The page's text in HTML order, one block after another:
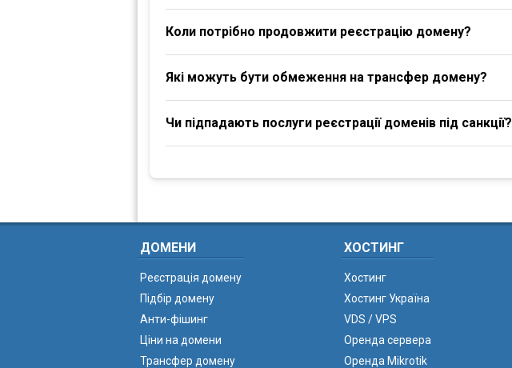
Коли потрібно продовжити реєстрацію домену?
Які можуть бути обмеження на трансфер домену?
Чи підпадають послуги реєстрації доменів під санкції?
ДОМЕНИ
Реєстрація домену
Підбір домену
Анти-фішинг
Ціни на домени
Трансфер домену
ХОСТИНГ
Хостинг
Хостинг Україна
VDS / VPS
Оренда сервера
Оренда Mikrotik